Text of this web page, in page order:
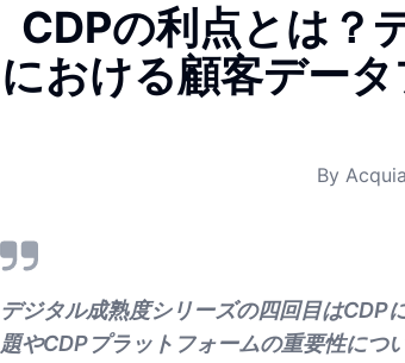
CDPの利点とは？
における顧客デー
By
デジタル成熟度シリーズの四回目はCDP
題やCDPプラットフォームの重要性につ